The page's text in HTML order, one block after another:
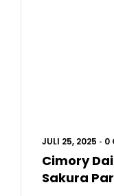
JULI 25, 2025 • 0
Cimory
Sakura